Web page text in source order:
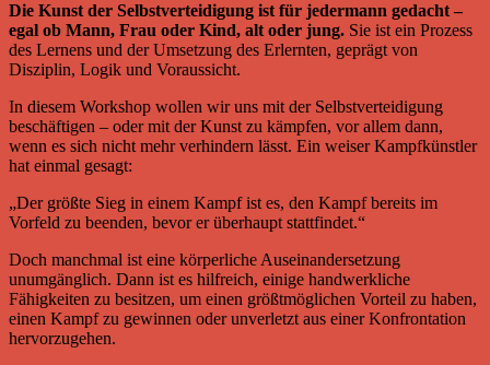
Die Kunst der Selbstverteidigung ist für jedermann gedacht –
egal ob Mann, Frau oder Kind, alt oder jung. Sie ist ein Prozess
des Lernens und der Umsetzung des Erlernten, geprägt von
Disziplin, Logik und Voraussicht.
In diesem Workshop wollen wir uns mit der Selbstverteidigung
beschäftigen – oder mit der Kunst zu kämpfen, vor allem dann,
wenn es sich nicht mehr verhindern lässt. Ein weiser Kampfkünstler
hat einmal gesagt:
„Der größte Sieg in einem Kampf ist es, den Kampf bereits im
Vorfeld zu beenden, bevor er überhaupt stattfindet.“
Doch manchmal ist eine körperliche Auseinandersetzung
unumgänglich. Dann ist es hilfreich, einige handwerkliche
Fähigkeiten zu besitzen, um einen größtmöglichen Vorteil zu haben,
einen Kampf zu gewinnen oder unverletzt aus einer Konfrontation
hervorzugehen.